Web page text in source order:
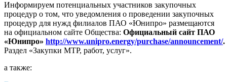
Информируем потенциальных участников закупочных
процедур о том, что уведомления о проведении закупочных
процедур для нужд филиалов ПАО «Юнипро» размещаются
на официальном сайте Общества: Официальный сайт ПАО
«Юнипро» http://www.unipro.energy/purchase/announcement/.
Раздел «Закупки МТР, работ, услуг».
а также: